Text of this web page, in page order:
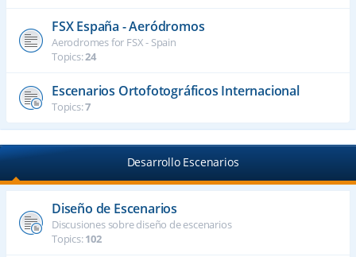
FSX España - Aeródromos
Aerodromes for FSX - Spain
Topics:24
Escenarios Ortofotográficos Internacional
Topics:7
Desarrollo Escenarios
Diseño de Escenarios
Discusiones sobre diseño de escenarios
Topics:102